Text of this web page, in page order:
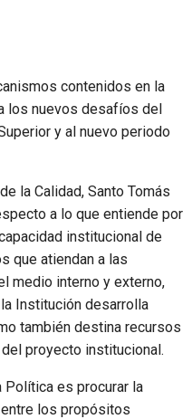
contenidos en la
los nuevos desafíos del
y al nuevo periodo
la Calidad, Santo Tomás
a lo que entiende por
institucional de
que atiendan a las
medio interno y externo,
Institución desarrolla
también destina recursos
proyecto institucional.
Política es procurar la
los propósitos